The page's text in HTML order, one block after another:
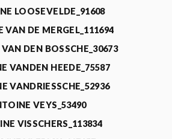
LOOSEVELDE_91608
VAN DE MERGEL_111694
DEN BOSSCHE_30673
VANDEN HEEDE_75587
VANDRIESSCHE_52936
VEYS_53490
VISSCHERS_113834